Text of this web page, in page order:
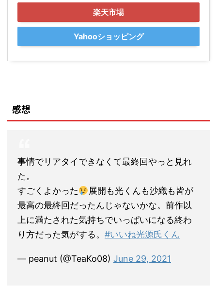
楽天市場
Yahooショッピング
感想
事情でリアタイできなくて最終回やっと見れ
た。
すごくよかった
展開も光くんも沙織も皆が
最高の最終回だったんじゃないかな。前作以
上に満たされた気持ちでいっぱいになる終わ
り方だった気がする。 #いいね光源氏くん
— peanut (@TeaKo08) June 29, 2021